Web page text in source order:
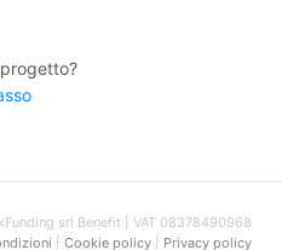
srl Benefit | VAT 08378490968
Cookie policy| Privacy policy